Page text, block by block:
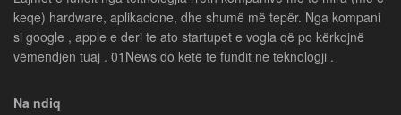
keqe) hardware, aplikacione, dhe shumë më tepër. Nga kompani
si google , apple e deri te ato startupet e vogla që po kërkojnë
vëmendjen tuaj . 01News do ketë te fundit ne teknologji .
Na ndiq